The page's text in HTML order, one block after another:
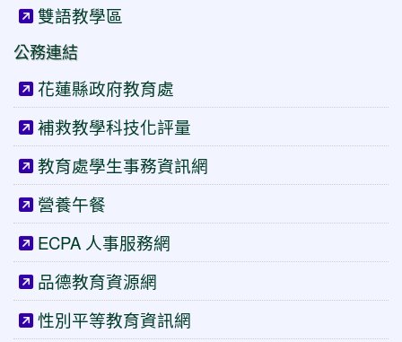
雙語教學區
公務連結
花蓮縣政府教育處
補救教學科技化評量
教育處學生事務資訊網
營養午餐
ECPA 人事服務網
品德教育資源網
性別平等教育資訊網